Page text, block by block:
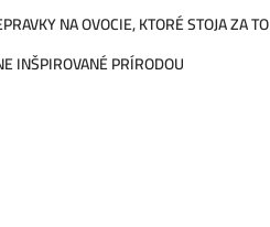
NA OVOCIE, KTORÉ STOJA ZA TO
INŠPIROVANÉ PRÍRODOU